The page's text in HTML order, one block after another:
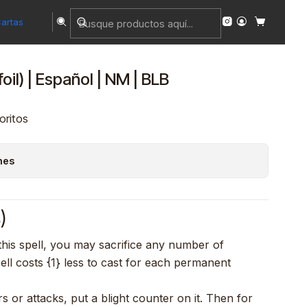
| Español | NM | BLB
spell, you may sacrifice any number of
costs {1} less to cast for each permanent
or attacks, put a blight counter on it. Then for